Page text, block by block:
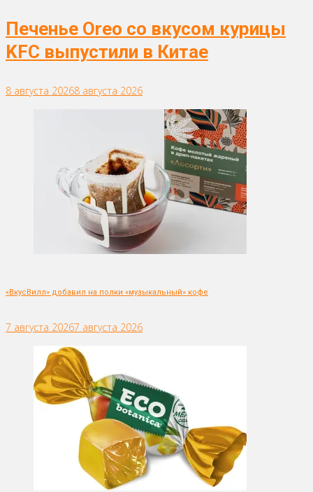
Печенье Oreo со вкусом курицы
KFC выпустили в Китае
8 августа 20268 августа 2026
«ВкусВилл» добавил на полки «музыкальный» кофе
7 августа 20267 августа 2026